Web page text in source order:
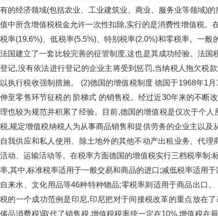
有的经济领域(包括农业、工业建筑业、商业、服务业等
值中所含增值税税金允许一次性扣除,实行的是消费性增值税
税率(19.6%)、低税率(5.5%)、特别税率(2.0%)和零税率。
法国建立了一套比较完善的征管制度,这也是其成功经验。
登记,没有依法进行登记的企业主将受到惩罚,当纳税人拖欠税
以执行税收强制措施。 (2)德国的增值税制度 德国于1968
伸至零售环节征税的 阶梯式 的销售税。经过近30年来的不
理也较为规范并积累了经验。目前,德国的增值税是仅次于个人
税,规定增值税纳税人为从事商品销售和提供劳务的企业主以
自我供应和私人使用、除土地外的其他不动产出租业务、代
活动、运输活动等。在税率方面德国的增值税实行三档税率
率,其中,标准税率适用于一般交易和商品的进口;减低税率适用于家养动物
自来水、文化用品等46种特种物品;零税率则适用于商品出口
税的一个成功范例是印尼,印尼把对于间接税改革的重点放在
侈品消费税)取代了销售税,增值税税率统一定在10%,增值税在